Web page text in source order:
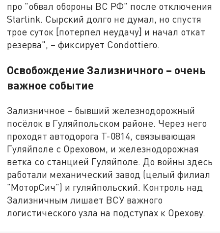
про "обвал обороны ВС РФ" после отключения
Starlink. Сырский долго не думал, но спустя
трое суток [потерпел неудачу] и начал откат
резерва", – фиксирует Condottiero.
Освобождение Зализничного – очень
важное событие
Зализничное – бывший железнодорожный
посёлок в Гуляйпольском районе. Через него
проходят автодорога Т-0814, связывающая
Гуляйполе с Ореховом, и железнодорожная
ветка со станцией Гуляйполе. До войны здесь
работали механический завод (целый филиал
"МоторСич") и гуляйпольский. Контроль над
Зализничным лишает ВСУ важного
логистического узла на подступах к Орехову.